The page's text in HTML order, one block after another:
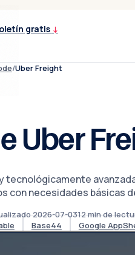
gratis ↓
/Uber Freight
Uber
tecnológicamente
con necesidades básicas
2026-07-0312min de
Base44 Google